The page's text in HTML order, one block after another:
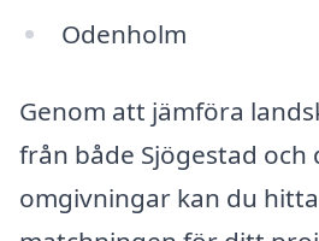
Odenholm
Genom att jämföra
från både Sjögestad och
omgivningar kan du